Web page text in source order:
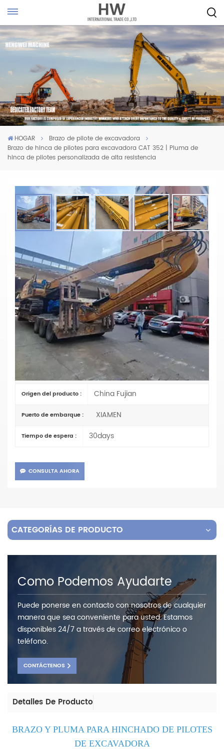
HOGAR
Brazo de pilote de excavadora
Brazo de hinca de pilotes para excavadora CAT 352 | Pluma de
hinca de pilotes personalizada de alta resistencia
Brazo De Hinca De Pilotes Para
Excavadora CAT 352 | Pluma De Hinca
De Pilotes Personalizada De Alta
Resistencia
Materiales: Q355B
Parámetros principales
Artículo No : CAT 320
TT
Origen del producto : China Fujian
Puerto de embarque : XIAMEN
Tiempo de espera : 30days
CONSULTA AHORA
CATEGORÍAS DE PRODUCTO
Como Podemos Ayudarte
Puede ponerse en contacto con nosotros de cualquier
manera que sea conveniente para usted. Estamos
disponibles 24/7 a través de correo electrónico o
teléfono.
CONTÁCTENOS
Detalles De Producto
BRAZO Y PLUMA PARA HINCHADO DE PILOTES
DE EXCAVADORA